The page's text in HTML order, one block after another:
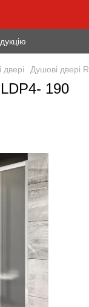
двері Душові двері
190